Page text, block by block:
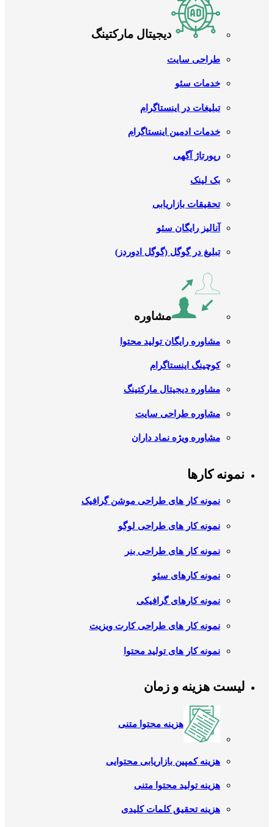
دیجیتال مارکتینگ
طراحی سایت
خدمات سئو
تبلیغات در اینستاگرام
خدمات ادمین اینستاگرام
رپورتاژ آگهی
بک لینک
تحقیقات بازاریابی
آنالیز رایگان سئو
تبلیغ در گوگل (گوگل ادوردز)
مشاوره
مشاوره رایگان تولید محتوا
کوچینگ اینستاگرام
مشاوره دیجیتال مارکتینگ
مشاوره طراحی سایت
مشاوره ویژه نماد داران
نمونه کارها
نمونه کار های طراحی موشن گرافیک
نمونه کار های طراحی لوگو
نمونه کار های طراحی بنر
نمونه کارهای سئو
نمونه کارهای گرافیکی
نمونه کار های طراحی کارت ویزیت
نمونه کار های تولید محتوا
لیست هزینه و زمان
هزینه محتوا متنی
هزینه کمپین بازاریابی محتوایی
هزینه تولید محتوا متنی
هزینه تحقیق کلمات کلیدی